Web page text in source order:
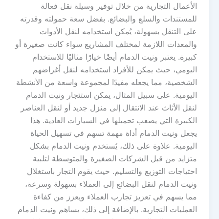
الأعمال التجارية من خلال توفير وسيلة نقل فعالة
للمستندات والسلع والبضائع. بفضل سعة حمولته وقدرته
على التنقل بسهولة، يُمكن استخدامه لنقل الأدوات
والمعدات اللازمة لمختلف المشاريع سواء كانت صغيرة أو
كبيرة. يعتبر ونيت الدمام أيضًا خيارًا مثاليًا للاستخدام
اليومي، حيث يمكن للأفراد استخدامه لنقل أغراضهم
الشخصية، مما يجعله مفيدًا لمجموعة واسعة من الأنشطة
اليومية. على سبيل المثال، يمكن استئجار ونيت الدمام
لنقل الأثاث عند الانتقال إلى منزل جديد أو لنقل العناصر
الكبيرة التي يصعب تحميلها في السيارات العادية. هذا
يجعل ونيت الدمام أداة مهمة تسهم في تسهيل الحياة
اليومية. علاوة على ذلك، يُستخدم ونيت الدمام بشكل
متزايد من قبل الشركات الصغيرة والمتوسطة لتلبية
احتياجات التوزيع والتسليم. حيث يقوم التجار باستغلال
ونيت الدمام لنقل البضائع إلى العملاء بسهولة وسرعة،
مما يسهم في تعزيز تجارب العملاء ويعزز من كفاءة
العمليات التجارية. بالإضافة إلى ذلك، يساهم ونيت الدمام